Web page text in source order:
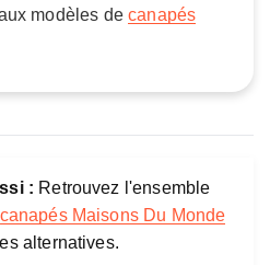
modèles decanapés
: Retrouvez l'ensemble
canapés Maisons Du Monde
alternatives.